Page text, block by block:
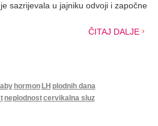
sazrijevala u jajniku odvoji i započne
ČITAJ DALJE
hormon LH plodnih dana
neplodnostcervikalna sluz